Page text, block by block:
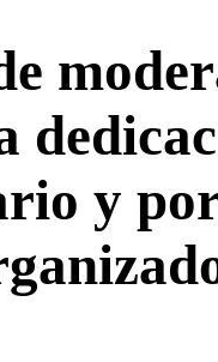
y por